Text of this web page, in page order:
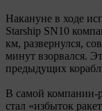
Накануне в ходе
Starship SN10
км, развернулся,
минут взорвался.
предыдущих
В самой компании-
стал «избыток